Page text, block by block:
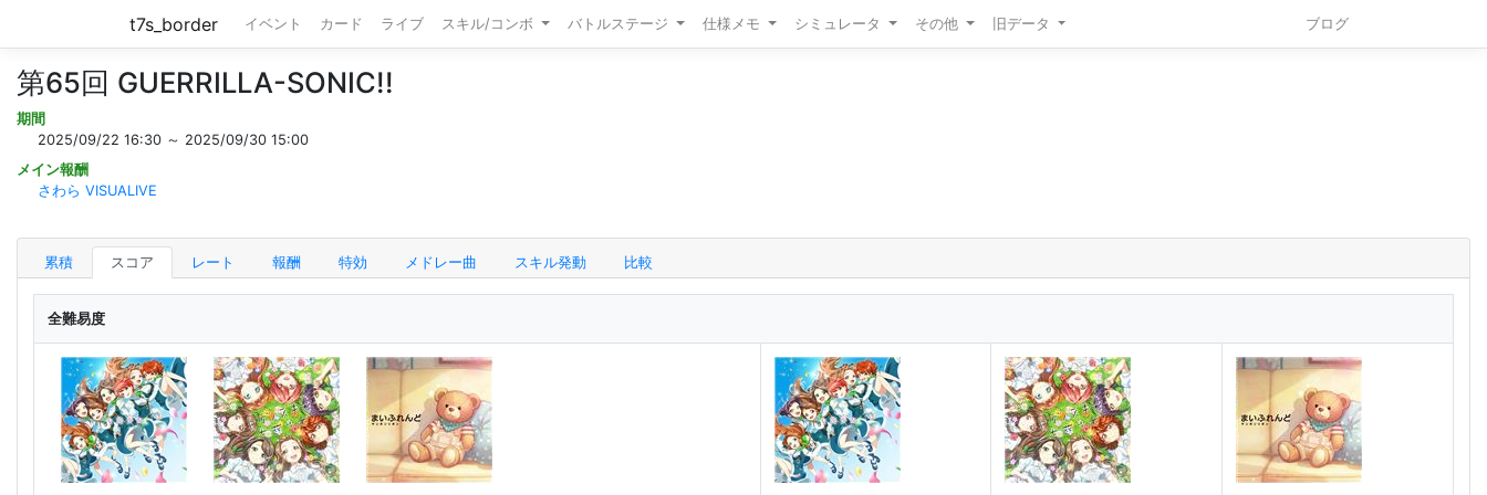
t7s_border イベント カード ライブ スキル/コンボ バトルステージ 仕様メモ シミュレータ その他 旧データ ブログ
第65回 GUERRILLA-SONIC!!
期間
2025/09/22 16:30 ～ 2025/09/30 15:00
メイン報酬
さわら VISUALIVE
累積 スコア レート 報酬 特効 メドレー曲 スキル発動 比較
全難易度